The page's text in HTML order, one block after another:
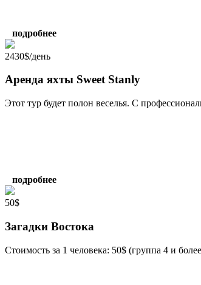
подробнее
2430$/день
Аренда яхты Sweet Stanly
Этот тур будет полон веселья. С
подробнее
50$
Загадки Востока
Стоимость за 1 человека: 50$ (группа 4 и